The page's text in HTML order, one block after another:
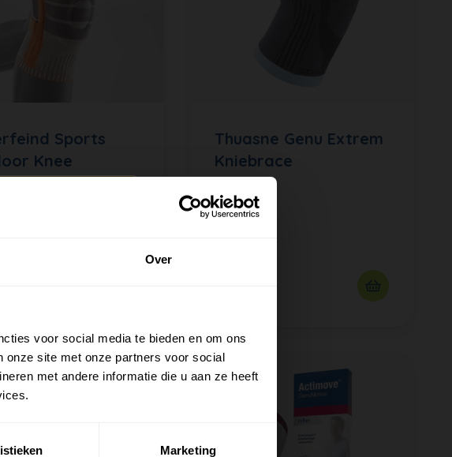
Over
voor social media te bieden en om ons
onze site met onze partners voor social
met andere informatie die u aan ze heeft
Marketing
Sports
Knee
|
Thuasne Genu Extrem
Kniebrace